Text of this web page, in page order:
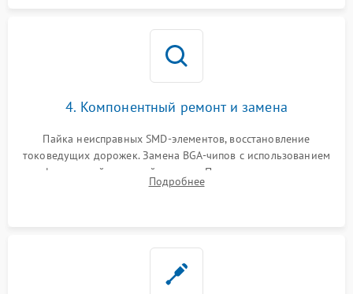
4. Компонентный ремонт и замена
Пайка неисправных SMD-элементов, восстановление
токоведущих дорожек. Замена BGA-чипов с использованием
инфракрасной паяльной станции. Прошивка микросхемы
BIOS или замена поврежденных портов USB
Подробнее